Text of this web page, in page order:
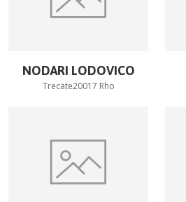
NODARI LODOVICO
Trecate20017 Rho